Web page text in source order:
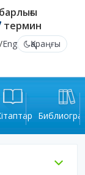
термин
/Eng
Қараңғы